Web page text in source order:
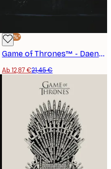
-40%*
Game of Thrones™ - Daenerys on the Throne Poster
Ab 12,87 €21,45 €